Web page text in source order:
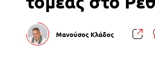
Μανούσος Κλάδος